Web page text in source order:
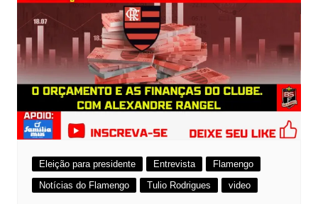
Eleição para presidente Entrevista
Flamengo
Notícias do Flamengo
Tulio Rodrigues video